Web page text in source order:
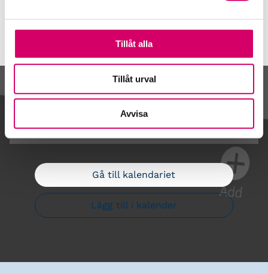
Tillåt alla
Tillåt urval
Avvisa
Kalendarium
Gå till kalendariet
Lägg till i kalender